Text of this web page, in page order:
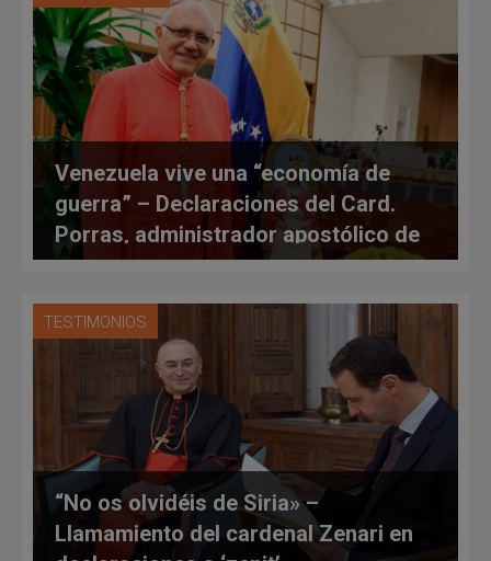
Venezuela vive una “economía de
guerra” – Declaraciones del Card.
Porras, administrador apostólico de
Caracas
TESTIMONIOS
“No os olvidéis de Siria» –
Llamamiento del cardenal Zenari en